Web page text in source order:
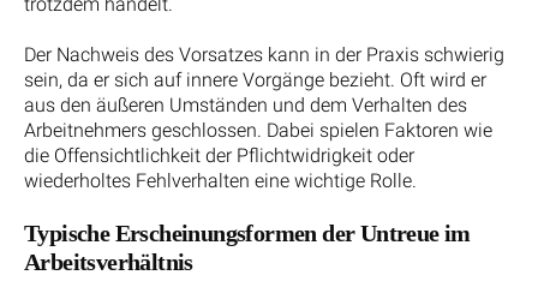
Der Nachweis des Vorsatzes kann in der Praxis schwierig
sein, da er sich auf innere Vorgänge bezieht. Oft wird er
aus den äußeren Umständen und dem Verhalten des
Arbeitnehmers geschlossen. Dabei spielen Faktoren wie
die Offensichtlichkeit der Pflichtwidrigkeit oder
wiederholtes Fehlverhalten eine wichtige Rolle.
Typische Erscheinungsformen der Untreue im
Arbeitsverhältnis